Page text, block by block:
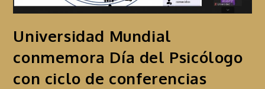
Universidad Mundial
conmemora Día del Psicólogo
con ciclo de conferencias